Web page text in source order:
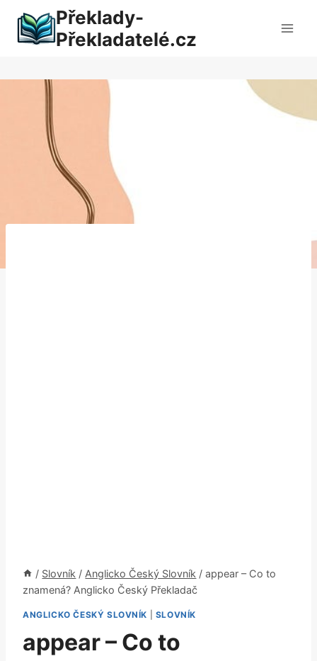
obsah
Překlady-
Překladatelé.cz
/ Slovník / Anglicko Český Slovník / appear – Co to
znamená? Anglicko Český Překladač
ANGLICKO ČESKÝ SLOVNÍK SLOVNÍK
appear – Co to